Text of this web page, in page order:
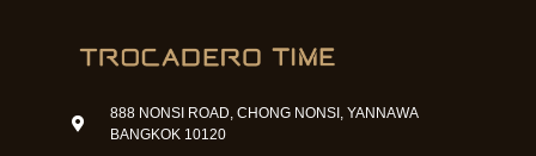
888 NONSI ROAD, CHONG NONSI, YANNAWA
BANGKOK 10120